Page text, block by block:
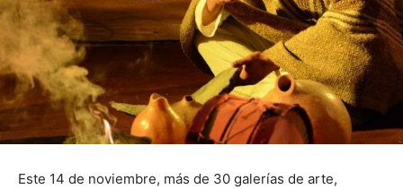
Este 14 de noviembre, más de 30 galerías de arte,